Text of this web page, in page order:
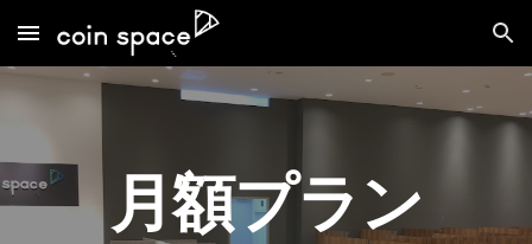
Skip to main content Skip to navigation
月額プラン